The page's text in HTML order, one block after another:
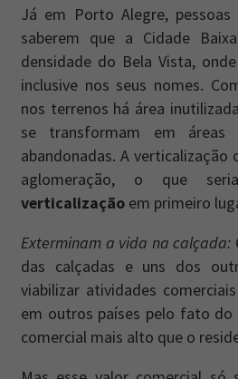
Já em Porto Alegre,
saberem que a Cidade
densidade do Bela Vista,
inclusive nos seus nomes.
nos terrenos há área
se transformam em áreas
abandonadas. A verticalização
aglomeração, o que
verticalização em primeiro
Exterminam a vida na calçada:
das calçadas e uns dos
viabilizar atividades
em outros países pelo fato
comercial mais alto que o